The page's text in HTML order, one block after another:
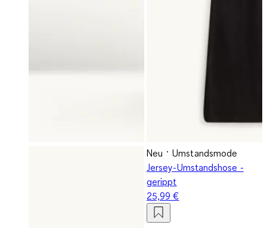
Neu
Umstandsmode
Jersey-Umstandshose -
gerippt
25,99 €